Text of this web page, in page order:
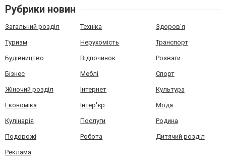
Рубрики новин
Загальний розділ Техніка Здоров'я
Туризм Нерухомість Транспорт
Будівництво Відпочинок Розваги
Бізнес Меблі Спорт
Жіночий розділ Інтернет Культура
Економіка Інтер'єр Мода
Кулінарія Послуги Родина
Подорожі Робота Дитячий розділ
Реклама